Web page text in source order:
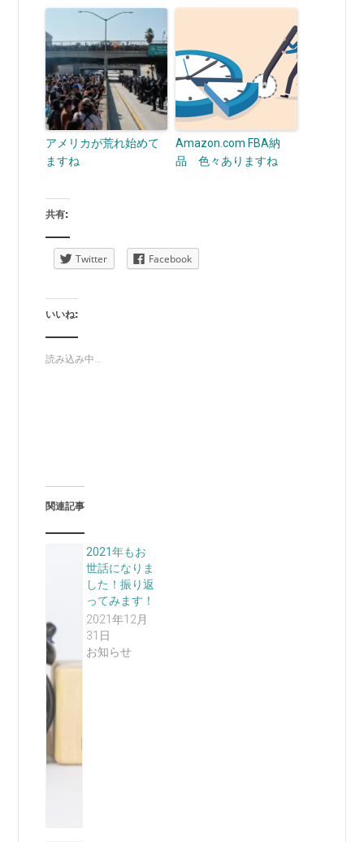
アメリカが荒れ始めて
ますね
Amazon.com FBA納
品 色々ありますね
共有:
Twitter Facebook
いいね:
読み込み中...
関連記事
2021年もお
世話になりま
した！振り返
ってみます！
2021年12月
31日
お知らせ